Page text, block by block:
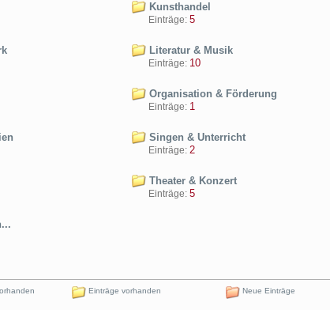
Kunsthandel
Einträge: 5
Literatur & Musik
Einträge: 10
Organisation & Förderung
Einträge: 1
Singen & Unterricht
Einträge: 2
Theater & Konzert
Einträge: 5
Einträge vorhanden Neue Einträge